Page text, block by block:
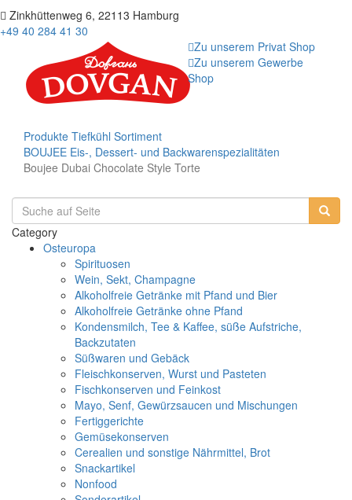
Zinkhüttenweg 6, 22113 Hamburg
+49 40 284 41 30
Zu unserem Privat Shop
Zu unserem Gewerbe
Shop
Produkte Tiefkühl Sortiment
BOUJEE Eis-, Dessert- und Backwarenspezialitäten
Boujee Dubai Chocolate Style Torte
Category
Osteuropa
Spirituosen
Wein, Sekt, Champagne
Alkoholfreie Getränke mit Pfand und Bier
Alkoholfreie Getränke ohne Pfand
Kondensmilch, Tee & Kaffee, süße Aufstriche,
Backzutaten
Süßwaren und Gebäck
Fleischkonserven, Wurst und Pasteten
Fischkonserven und Feinkost
Mayo, Senf, Gewürzsaucen und Mischungen
Fertiggerichte
Gemüsekonserven
Cerealien und sonstige Nährmittel, Brot
Snackartikel
Nonfood